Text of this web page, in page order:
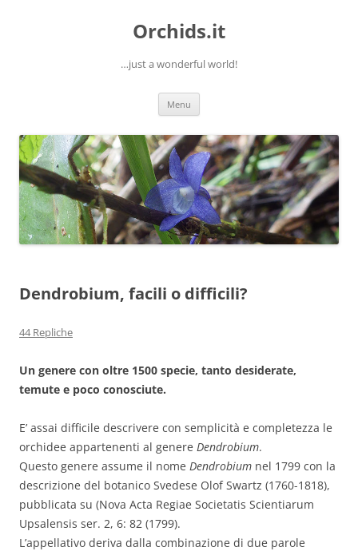
Orchids.it
…just a wonderful world!
Menu
Dendrobium, facili o difficili?
44 Repliche
Un genere con oltre 1500 specie, tanto desiderate,
temute e poco conosciute.
E’ assai difficile descrivere con semplicità e completezza le
orchidee appartenenti al genere Dendrobium.
Questo genere assume il nome Dendrobium nel 1799 con la
descrizione del botanico Svedese Olof Swartz (1760-1818),
pubblicata su (Nova Acta Regiae Societatis Scientiarum
Upsalensis ser. 2, 6: 82 (1799).
L’appellativo deriva dalla combinazione di due parole